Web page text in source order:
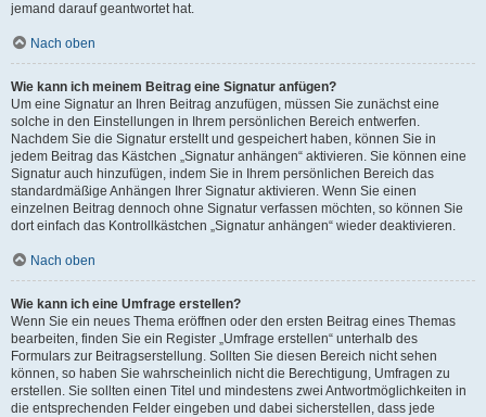
jemand darauf geantwortet hat.
Nach oben
Wie kann ich meinem Beitrag eine Signatur anfügen?
Um eine Signatur an Ihren Beitrag anzufügen, müssen Sie zunächst eine
solche in den Einstellungen in Ihrem persönlichen Bereich entwerfen.
Nachdem Sie die Signatur erstellt und gespeichert haben, können Sie in
jedem Beitrag das Kästchen „Signatur anhängen“ aktivieren. Sie können eine
Signatur auch hinzufügen, indem Sie in Ihrem persönlichen Bereich das
standardmäßige Anhängen Ihrer Signatur aktivieren. Wenn Sie einen
einzelnen Beitrag dennoch ohne Signatur verfassen möchten, so können Sie
dort einfach das Kontrollkästchen „Signatur anhängen“ wieder deaktivieren.
Nach oben
Wie kann ich eine Umfrage erstellen?
Wenn Sie ein neues Thema eröffnen oder den ersten Beitrag eines Themas
bearbeiten, finden Sie ein Register „Umfrage erstellen“ unterhalb des
Formulars zur Beitragserstellung. Sollten Sie diesen Bereich nicht sehen
können, so haben Sie wahrscheinlich nicht die Berechtigung, Umfragen zu
erstellen. Sie sollten einen Titel und mindestens zwei Antwortmöglichkeiten in
die entsprechenden Felder eingeben und dabei sicherstellen, dass jede